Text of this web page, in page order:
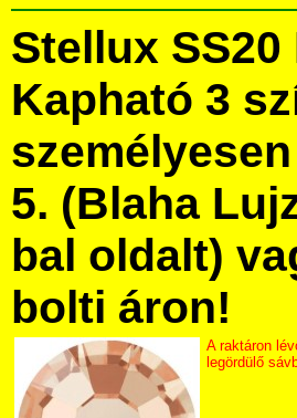
Stellux
Kapható 3
5. (Blaha
bal oldalt)
bolti áron!
A raktáron
legördülő